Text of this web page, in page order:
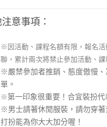
意事項：
※因活動、課程名額有限，報名
聯，累計兩次將禁止參加活動、
※嚴禁參加者推銷、態度傲慢
單。
※ 第一印象很重要！合宜裝扮代
※男士請著休閒服裝，請勿穿
打扮能為你大大加分喔！